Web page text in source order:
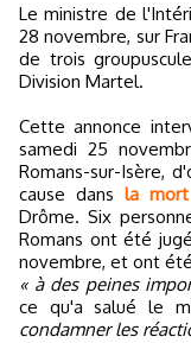
Le ministre de l'Intérieur, Gérald Darmanin, a annoncé, mardi
28 novembre, sur
de trois
Division Martel.
Cette annonce
samedi 25
Romans-sur-Isère,
cause dansla
Drôme. Six
Romans ont été
novembre, et ont
« à des peines
ce qu'a salué le
condamner les